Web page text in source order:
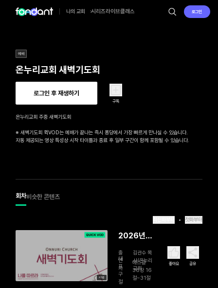
나의 교회 시리즈라이브클래스 로그인
예배
온누리교회 새벽기도회
로그인 후 재생하기
구독
온누리교회 주중 새벽기도회
※ 새벽기도회 퀵VOD는 예배가 끝나는 즉시 퐁당에서 가장 빠르게 만나실 수 있습니다.
자동 제공되는 영상 특성상 시작 타이틀과 종료 후 일부 구간이 함께 포함될 수 있습니다.
회차비슷한 콘텐츠
첫화부터
45분
2026년
일 새 마음
으로 주시
는 은혜, 새
출
연
자
김관수 목
사/온누리
교회
대
표
구
절
에스겔
36장 16
절~31절
좋아요 공유